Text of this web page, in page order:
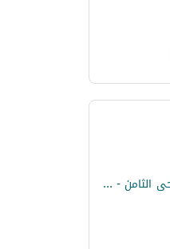
شقه للايجار الالمفروش باقل سعر ف اليوم فى الحى الثامن - المساحه 170م - الشيخ زايد Al Sheikh Zayed